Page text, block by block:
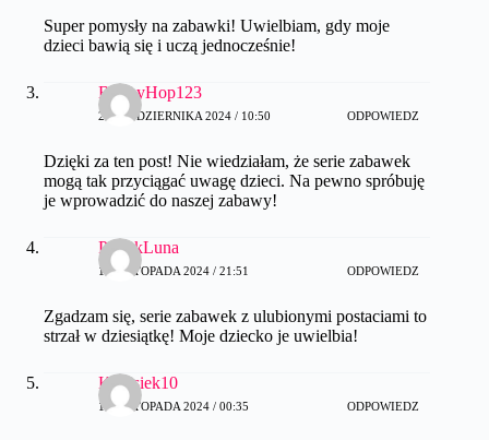
Super pomysły na zabawki! Uwielbiam, gdy moje
dzieci bawią się i uczą jednocześnie!
BunnyHop123
28 PAŹDZIERNIKA 2024 / 10:50 ODPOWIEDZ
Dzięki za ten post! Nie wiedziałam, że serie zabawek
mogą tak przyciągać uwagę dzieci. Na pewno spróbuję
je wprowadzić do naszej zabawy!
PiesekLuna
12 LISTOPADA 2024 / 21:51 ODPOWIEDZ
Zgadzam się, serie zabawek z ulubionymi postaciami to
strzał w dziesiątkę! Moje dziecko je uwielbia!
Krzysiek10
15 LISTOPADA 2024 / 00:35 ODPOWIEDZ